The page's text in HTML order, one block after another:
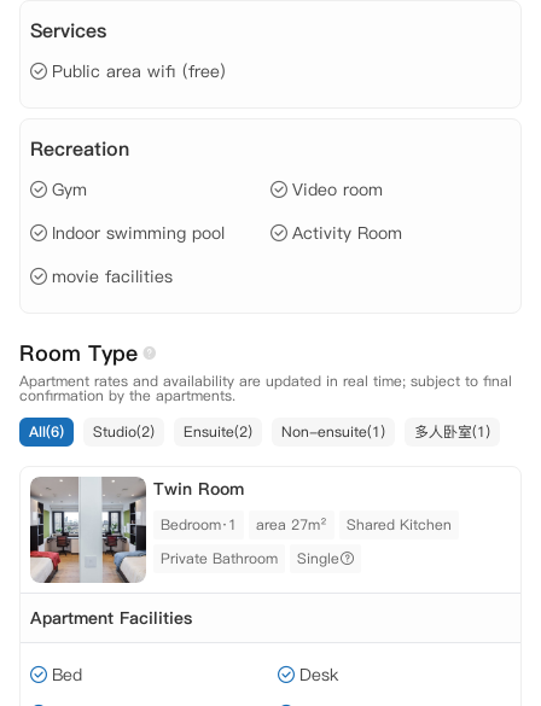
14F
15F
Services
Public area wifi (free)
Recreation
Gym
Video room
Indoor swimming pool
Activity Room
movie facilities
Room Type
Apartment rates and availability are updated in real time; subject to final
confirmation by the apartments.
All(6)
Studio(2) Ensuite(2) Non-ensuite(1) 多人卧室(1)
Twin Room
Bedroom·1 area 27m²
Shared Kitchen
Private Bathroom
Single
Apartment Facilities
Bed
Desk